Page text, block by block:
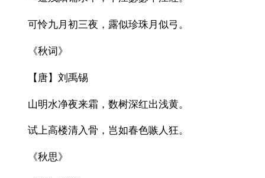
可怜九月初三夜，露似珍珠月似弓。
《秋词》
【唐】刘禹锡
山明水净夜来霜，数树深红出浅黄。
试上高楼清入骨，岂如春色嗾人狂。
《秋思》